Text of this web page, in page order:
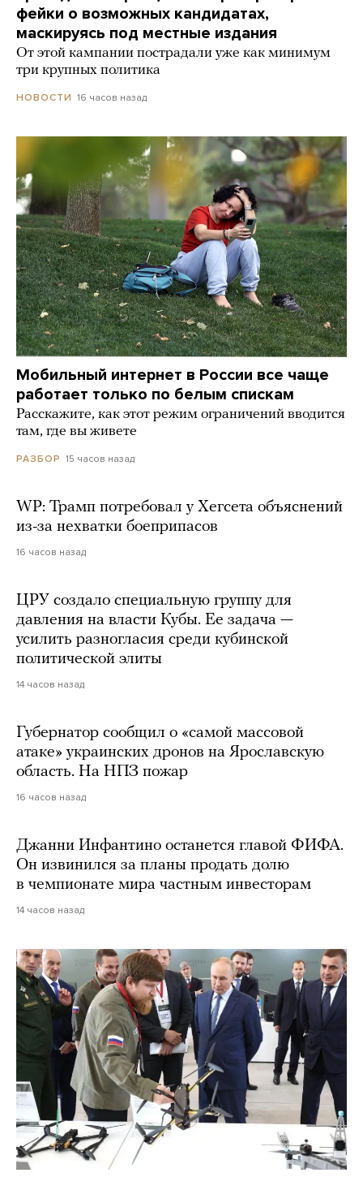
фейки о возможных кандидатах,
маскируясь под местные издания
От этой кампании пострадали уже как минимум
три крупных политика
НОВОСТИ 16 часов назад
Мобильный интернет в России все чаще
работает только по белым спискам
Расскажите, как этот режим ограничений вводится
там, где вы живете
РАЗБОР 15 часов назад
WP: Трамп потребовал у Хегсета объяснений
из-за нехватки боеприпасов
16 часов назад
ЦРУ создало специальную группу для
давления на власти Кубы. Ее задача —
усилить разногласия среди кубинской
политической элиты
14 часов назад
Губернатор сообщил о «самой массовой
атаке» украинских дронов на Ярославскую
область. На НПЗ пожар
16 часов назад
Джанни Инфантино останется главой ФИФА.
Он извинился за планы продать долю
в чемпионате мира частным инвесторам
14 часов назад